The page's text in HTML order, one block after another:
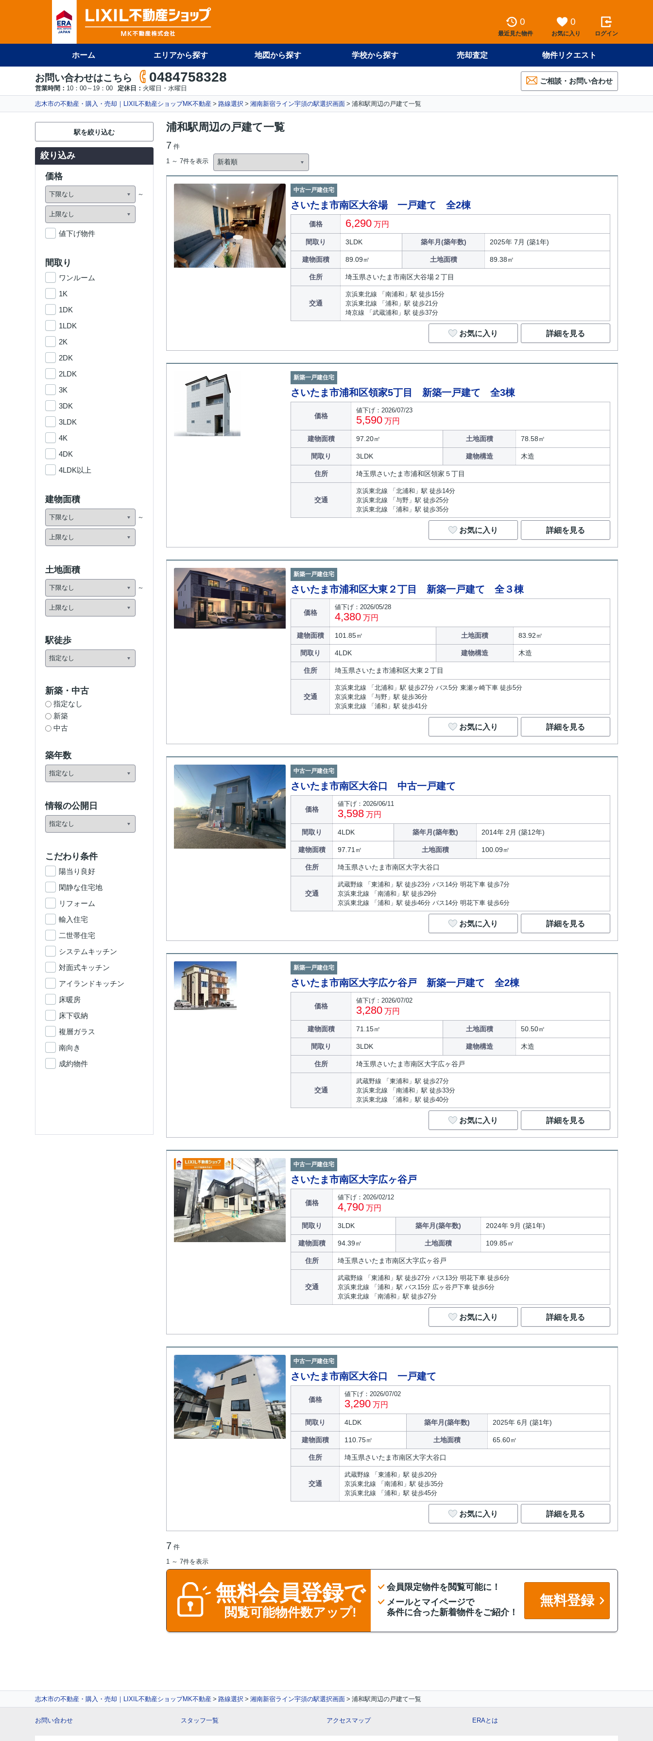
0
最近見た物件
0
お気に入り ログイン
ホーム エリアから探す 地図から探す 学校から探す 売却査定 物件リクエスト
お問い合わせはこちら 0484758328
営業時間： 10：00～19：00 定休日： 火曜日・水曜日
ご相談・お問い合わせ
志木市の不動産・購入・売却｜LIXIL不動産ショップMK不動産 路線選択 湘南新宿ライン宇須の駅選択画面 浦和駅周辺の戸建て一覧
浦和駅周辺の戸建て一覧
7 件
1 ～ 7件を表示
中古一戸建住宅
さいたま市南区大谷場 一戸建て 全2棟
価格 6,290 万円
間取り 3LDK 築年月(築年数) 2025年 7月 (築1年)
建物面積 89.09㎡ 土地面積 89.38㎡
住所 埼玉県さいたま市南区大谷場２丁目
交通
京浜東北線 「南浦和」駅 徒歩15分
京浜東北線 「浦和」駅 徒歩21分
埼京線 「武蔵浦和」駅 徒歩37分
お気に入り 詳細を見る
新築一戸建住宅
さいたま市浦和区領家5丁目 新築一戸建て 全3棟
価格
値下げ：2026/07/23
5,590 万円
建物面積 97.20㎡ 土地面積 78.58㎡
間取り 3LDK 建物構造 木造
住所 埼玉県さいたま市浦和区領家５丁目
交通
京浜東北線 「北浦和」駅 徒歩14分
京浜東北線 「与野」駅 徒歩25分
京浜東北線 「浦和」駅 徒歩35分
お気に入り 詳細を見る
新築一戸建住宅
さいたま市浦和区大東２丁目 新築一戸建て 全３棟
価格
値下げ：2026/05/28
4,380 万円
建物面積 101.85㎡ 土地面積 83.92㎡
間取り 4LDK 建物構造 木造
住所 埼玉県さいたま市浦和区大東２丁目
交通
京浜東北線 「北浦和」駅 徒歩27分 バス5分 東瀬ヶ崎下車 徒歩5分
京浜東北線 「与野」駅 徒歩36分
京浜東北線 「浦和」駅 徒歩41分
お気に入り 詳細を見る
中古一戸建住宅
さいたま市南区大谷口 中古一戸建て
価格
値下げ：2026/06/11
3,598 万円
間取り 4LDK 築年月(築年数) 2014年 2月 (築12年)
建物面積 97.71㎡ 土地面積 100.09㎡
住所 埼玉県さいたま市南区大字大谷口
交通
武蔵野線 「東浦和」駅 徒歩23分 バス14分 明花下車 徒歩7分
京浜東北線 「南浦和」駅 徒歩29分
京浜東北線 「浦和」駅 徒歩46分 バス14分 明花下車 徒歩6分
お気に入り 詳細を見る
新築一戸建住宅
さいたま市南区大字広ケ谷戸 新築一戸建て 全2棟
価格
値下げ：2026/07/02
3,280 万円
建物面積 71.15㎡ 土地面積 50.50㎡
間取り 3LDK 建物構造 木造
住所 埼玉県さいたま市南区大字広ヶ谷戸
交通
武蔵野線 「東浦和」駅 徒歩27分
京浜東北線 「南浦和」駅 徒歩33分
京浜東北線 「浦和」駅 徒歩40分
お気に入り 詳細を見る
中古一戸建住宅
さいたま市南区大字広ヶ谷戸
価格
値下げ：2026/02/12
4,790 万円
間取り 3LDK 築年月(築年数) 2024年 9月 (築1年)
建物面積 94.39㎡ 土地面積 109.85㎡
住所 埼玉県さいたま市南区大字広ヶ谷戸
交通
武蔵野線 「東浦和」駅 徒歩27分 バス13分 明花下車 徒歩6分
京浜東北線 「浦和」駅 バス15分 広ヶ谷戸下車 徒歩6分
京浜東北線 「南浦和」駅 徒歩27分
お気に入り 詳細を見る
中古一戸建住宅
さいたま市南区大谷口 一戸建て
価格
値下げ：2026/07/02
3,290 万円
間取り 4LDK 築年月(築年数) 2025年 6月 (築1年)
建物面積 110.75㎡ 土地面積 65.60㎡
住所 埼玉県さいたま市南区大字大谷口
交通
武蔵野線 「東浦和」駅 徒歩20分
京浜東北線 「南浦和」駅 徒歩35分
京浜東北線 「浦和」駅 徒歩45分
お気に入り 詳細を見る
7 件
1 ～ 7件を表示
無料会員登録で
閲覧可能物件数アップ!
会員限定物件を閲覧可能に！
メールとマイページで
条件に合った新着物件をご紹介！
無料登録
駅を絞り込む
絞り込み
価格
値下げ物件
間取り
ワンルーム
1K
1DK
1LDK
2K
2DK
2LDK
3K
3DK
3LDK
4K
4DK
4LDK以上
建物面積
土地面積
駅徒歩
新築・中古
指定なし
新築
中古
築年数
情報の公開日
こだわり条件
陽当り良好
閑静な住宅地
リフォーム
輸入住宅
二世帯住宅
システムキッチン
対面式キッチン
アイランドキッチン
床暖房
床下収納
複層ガラス
南向き
成約物件
志木市の不動産・購入・売却｜LIXIL不動産ショップMK不動産 路線選択 湘南新宿ライン宇須の駅選択画面 浦和駅周辺の戸建て一覧
お問い合わせ スタッフ一覧 アクセスマップ ERAとは